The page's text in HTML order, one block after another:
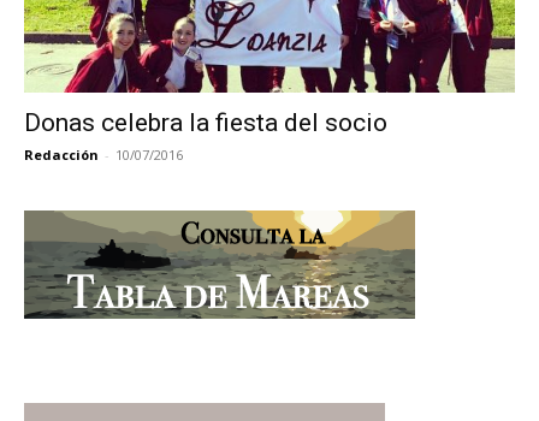
Donas celebra la fiesta del socio
Redacción - 10/07/2016